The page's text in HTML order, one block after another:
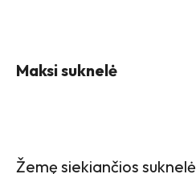
Maksi suknelė
Žemę siekiančios